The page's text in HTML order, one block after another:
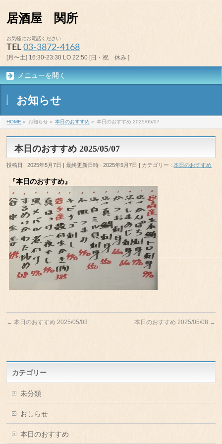
居酒屋 関所
お気軽にお電話ください
TEL03-3872-4168
[月〜土] 16:30-23:30 LO 22:50 [日・祝 休み ]
メニューを開く
お知らせ
HOME » お知らせ » 本日のおすすめ » 本日のおすすめ 2025/05/07
本日のおすすめ 2025/05/07
投稿日 : 2025年5月7日 最終更新日時 : 2025年5月7日 カテゴリー :本日のおすすめ
『本日のおすすめ』
← 本日のおすすめ 2025/05/03 本日のおすすめ 2025/05/08 →
カテゴリー
未分類
おしらせ
本日のおすすめ